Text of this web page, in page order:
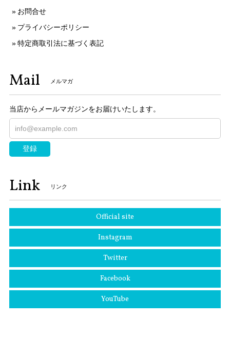
お問合せ
プライバシーポリシー
特定商取引法に基づく表記
Mail メルマガ
当店からメールマガジンをお届けいたします。
登録
Link リンク
Official site
Instagram
Twitter
Facebook
YouTube